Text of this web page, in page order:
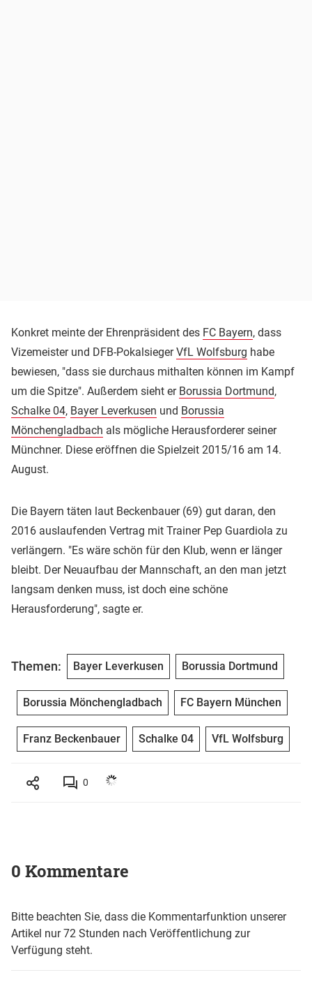
Konkret meinte der Ehrenpräsident des FC Bayern, dass
Vizemeister und DFB-PokalsiegerVfL Wolfsburg habe
bewiesen, "dass sie durchaus mithalten können im Kampf
um die Spitze". Außerdem sieht er Borussia Dortmund,
Schalke 04, Bayer Leverkusen und Borussia
Mönchengladbach als mögliche Herausforderer seiner
Münchner. Diese eröffnen die Spielzeit 2015/16 am 14.
August.
Die Bayern täten laut Beckenbauer (69) gut daran, den
2016 auslaufenden Vertrag mit Trainer Pep Guardiola zu
verlängern. "Es wäre schön für den Klub, wenn er länger
bleibt. Der Neuaufbau der Mannschaft, an den man jetzt
langsam denken muss, ist doch eine schöne
Herausforderung", sagte er.
Themen: Bayer Leverkusen Borussia Dortmund
Borussia Mönchengladbach FC Bayern München
Franz Beckenbauer Schalke 04 VfL Wolfsburg
0
0 Kommentare
Bitte beachten Sie, dass die Kommentarfunktion unserer
Artikel nur 72 Stunden nach Veröffentlichung zur
Verfügung steht.